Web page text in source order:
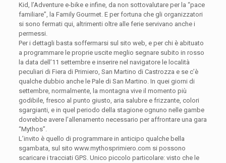
Kid, l’Adventure e-bike e infine, da non sottovalutare per la “pace
familiare”, la Family Gourmet. E per fortuna che gli organizzatori
si sono fermati qui, altrimenti oltre alle ferie servivano anche i
permessi.
Per i dettagli basta soffermarsi sul sito web, e per chi è abituato
a programmare le proprie uscite meglio segnare subito in rosso
la data dell’11 settembre e inserire nel navigatore le località
peculiari di Fiera di Primiero, San Martino di Castrozza e se c’è
qualche dubbio anche le Pale di San Martino. In quei giorni di
settembre, normalmente, la montagna vive il momento più
godibile, fresco al punto giusto, aria salubre e frizzante, colori
sgargianti, e in quel periodo della stagione ognuno nelle gambe
dovrebbe avere l’allenamento necessario per affrontare una gara
“Mythos”.
L’invito è quello di programmare in anticipo qualche bella
sgambata, sul sito www.mythosprimiero.com si possono
scaricare i tracciati GPS. Unico piccolo particolare: visto che le